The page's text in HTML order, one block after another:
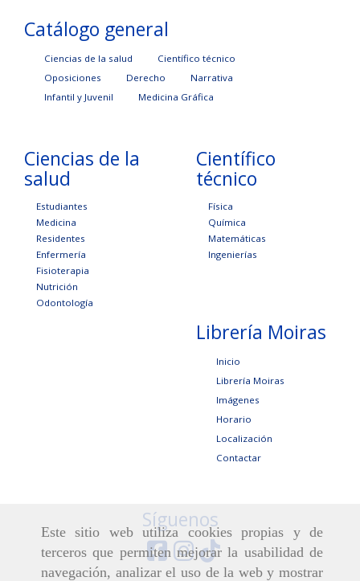
Este sitio web utiliza cookies propias y de
terceros que permiten mejorar la usabilidad de
navegación, analizar el uso de la web y mostrar
Catálogo general
Ciencias de la salud
Científico técnico
Oposiciones
Derecho
Narrativa
Infantil y Juvenil
Medicina Gráfica
Ciencias de la
salud
Estudiantes
Medicina
Residentes
Enfermería
Fisioterapia
Nutrición
Odontología
Científico
técnico
Física
Química
Matemáticas
Ingenierías
Librería Moiras
Inicio
Librería Moiras
Imágenes
Horario
Localización
Contactar
Síguenos